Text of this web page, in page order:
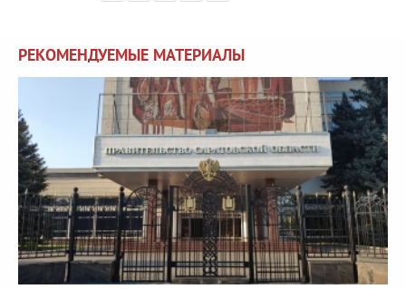
РЕКОМЕНДУЕМЫЕ МАТЕРИАЛЫ